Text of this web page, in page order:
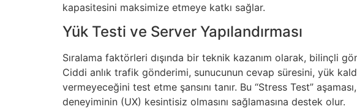
kapasitesini maksimize etmeye katkı sağlar.
Yük Testi ve Server Yapılandırması
Sıralama faktörleri dışında bir teknik kazanım olarak, bilinçli
Ciddi anlık trafik gönderimi, sunucunun cevap süresini, yük
vermeyeceğini test etme şansını tanır. Bu “Stress Test”
deneyiminin (UX) kesintisiz olmasını sağlamasına destek olur.